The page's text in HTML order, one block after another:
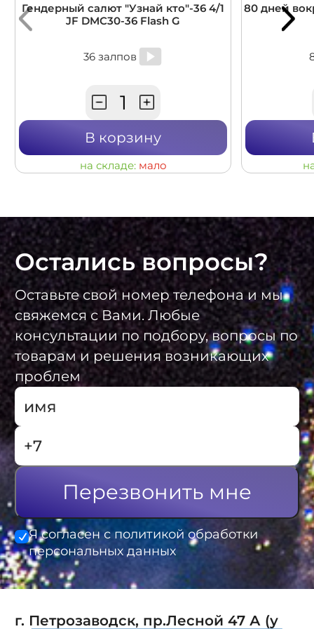
Гендерный салют "Узнай кто"-36 4/1
JF DMC30-36 Flash G
36 залпов
В корзину
на складе: мало
80 дней
Остались вопросы?
Оставьте свой номер телефона и мы
свяжемся с Вами. Любые
консультации по подбору, вопросы по
товарам и решения возникающих
проблем
Перезвонить мне
Я согласен с политикой обработки
персональных данных
г. Петрозаводск, пр.Лесной 47 А (у